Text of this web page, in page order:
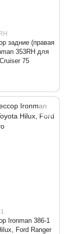
задние (правая
353RH для
75
Ironman 386-1
Ford Ranger